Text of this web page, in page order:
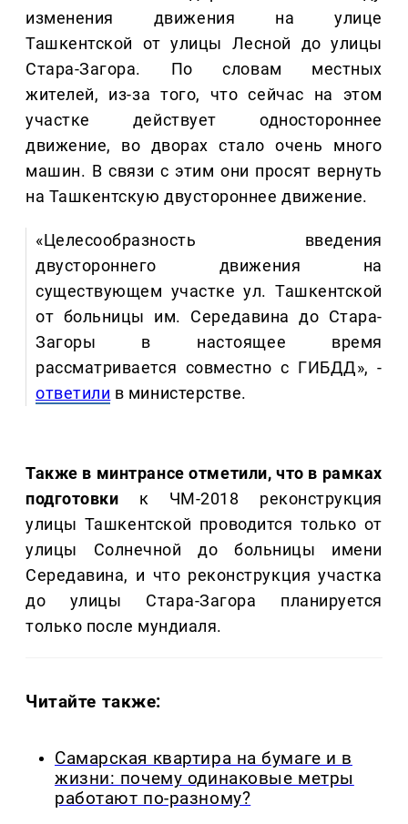
изменения движения на улице
Ташкентской от улицы Лесной до улицы
Стара-Загора. По словам местных
жителей, из-за того, что сейчас на этом
участке действует одностороннее
движение, во дворах стало очень много
машин. В связи с этим они просят вернуть
на Ташкентскую двустороннее движение.
«Целесообразность введения
двустороннего движения на
существующем участке ул. Ташкентской
от больницы им. Середавина до Стара-
Загоры в настоящее время
рассматривается совместно с ГИБДД», -
ответили в министерстве.
Также в минтрансе отметили, что в рамках
подготовки к ЧМ-2018 реконструкция
улицы Ташкентской проводится только от
улицы Солнечной до больницы имени
Середавина, и что реконструкция участка
до улицы Стара-Загора планируется
только после мундиаля.
Читайте также:
Самарская квартира на бумаге и в
жизни: почему одинаковые метры
работают по-разному?